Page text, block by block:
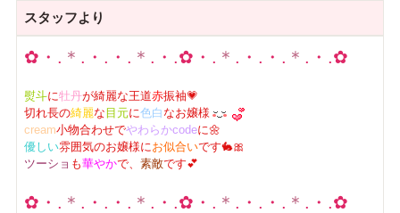
スタッフより
✿・. ＊ .・.・. ＊ .・.✿・. ＊ .・.・. ＊ .・.✿
熨斗に牡丹が綺麗な王道赤振袖💗
切れ長の綺麗な 目元に色白 なお嬢様
cream小物合わせでやわらかcodeに🌼
優しい雰囲気のお嬢様にお似合いです🐇🎀
ツーショ も華やかで、 素敵です💕
✿・. ＊ .・.・. ＊ .・.✿・. ＊ .・.・. ＊ .・.✿